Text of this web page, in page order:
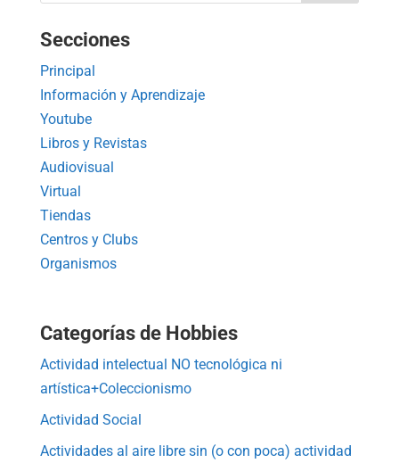
Secciones
Principal
Información y Aprendizaje
Youtube
Libros y Revistas
Audiovisual
Virtual
Tiendas
Centros y Clubs
Organismos
Categorías de Hobbies
Actividad intelectual NO tecnológica ni
artística+Coleccionismo
Actividad Social
Actividades al aire libre sin (o con poca) actividad